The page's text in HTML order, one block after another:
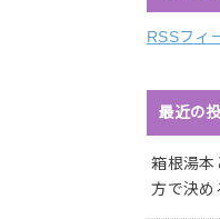
RSSフィ
最近の
箱根湯本
方で決め